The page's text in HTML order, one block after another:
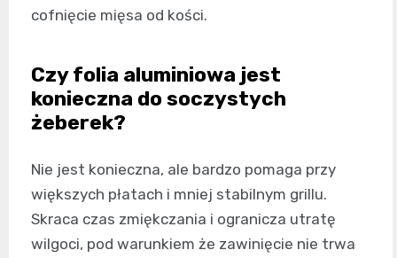
cofnięcie mięsa od kości.
Czy folia aluminiowa jest
konieczna do soczystych
żeberek?
Nie jest konieczna, ale bardzo pomaga przy
większych płatach i mniej stabilnym grillu.
Skraca czas zmiękczania i ogranicza utratę
wilgoci, pod warunkiem że zawinięcie nie trwa